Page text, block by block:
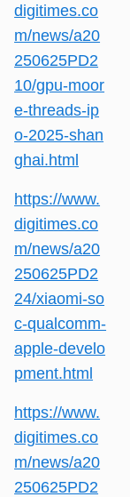
digitimes.co
m/news/a20
250625PD2
10/gpu-moor
e-threads-ip
o-2025-shan
ghai.html
https://www.
digitimes.co
m/news/a20
250625PD2
24/xiaomi-so
c-qualcomm-
apple-develo
pment.html
https://www.
digitimes.co
m/news/a20
250625PD2